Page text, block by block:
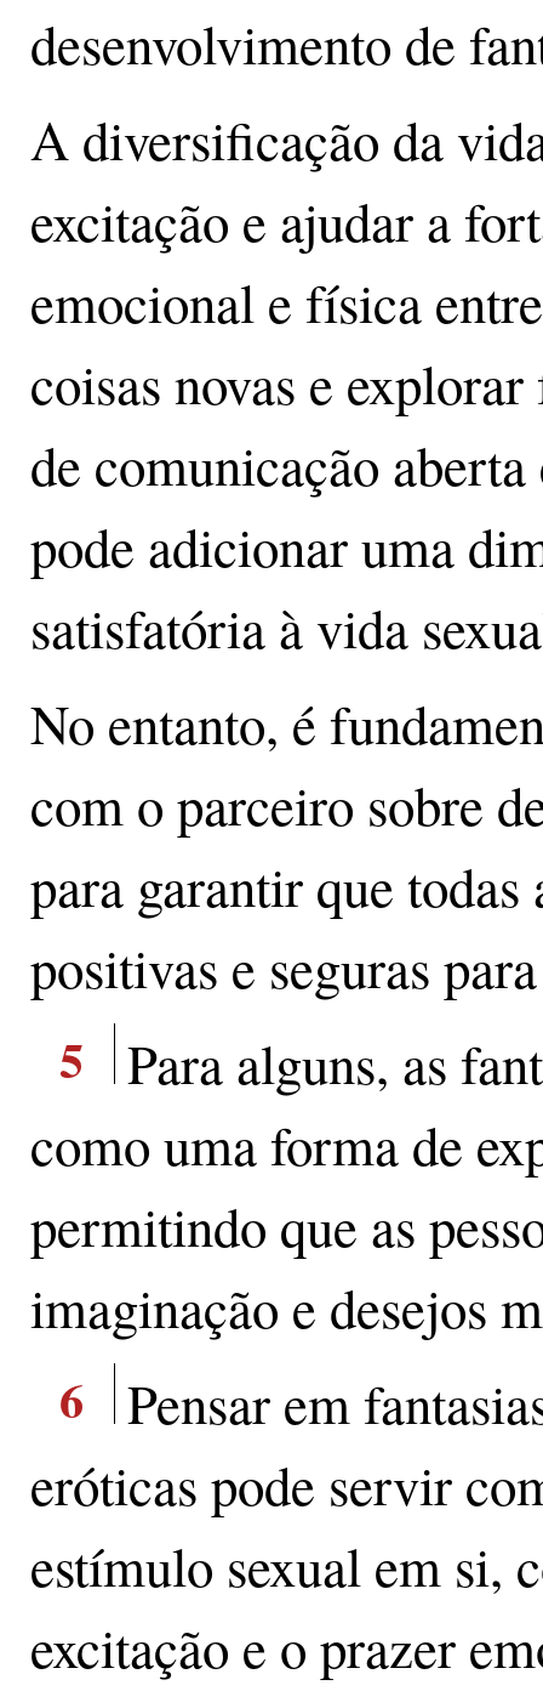
desenvolvimento de
A diversificação da
excitação e ajudar a
emocional e física
coisas novas e
de comunicação
pode adicionar uma
satisfatória à vida
No entanto, é
com o parceiro sobre
para garantir que
positivas e seguras
5
Para alguns, as
como uma forma de
permitindo que as
imaginação e desejos
6
Pensar em
eróticas pode servir
estímulo sexual em si,
excitação e o prazer